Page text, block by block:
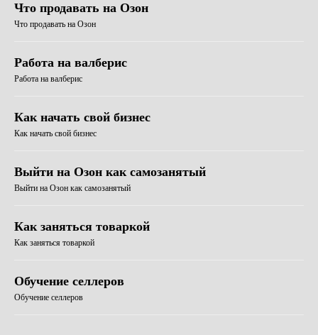
Что продавать на Озон
Что продавать на Озон
Работа на валберис
Работа на валберис
Как начать свой бизнес
Как начать свой бизнес
Выйти на Озон как самозанятый
Выйти на Озон как самозанятый
Как заняться товаркой
Как заняться товаркой
Обучение селлеров
Обучение селлеров